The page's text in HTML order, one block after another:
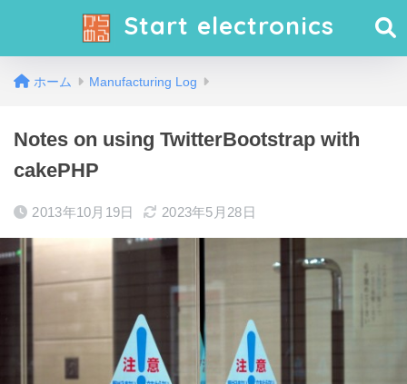
Start electronics
ホーム Manufacturing Log
Notes on using TwitterBootstrap with
cakePHP
2013年10月19日 2023年5月28日